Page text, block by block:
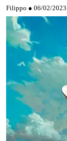
Filippo ● 06/02/2023